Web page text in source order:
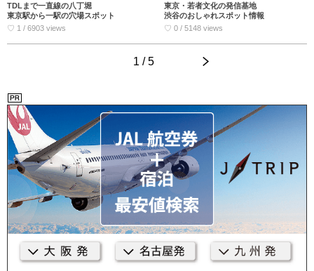
TDLまで一直線の八丁堀
東京駅から一駅の穴場スポット
♡ 1 / 6903 views
東京・若者文化の発信基地
渋谷のおしゃれスポット情報
♡ 0 / 5148 views
1 / 5